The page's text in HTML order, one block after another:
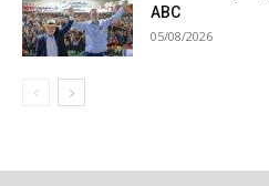
ABC
05/08/2026